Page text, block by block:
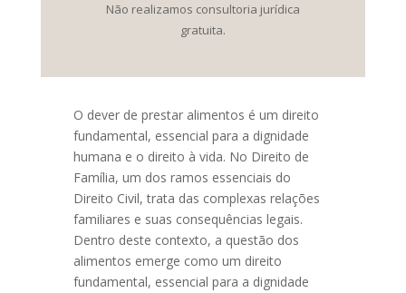
Não realizamos consultoria jurídica
gratuita.
O dever de prestar alimentos é um direito
fundamental, essencial para a dignidade
humana e o direito à vida. No Direito de
Família, um dos ramos essenciais do
Direito Civil, trata das complexas relações
familiares e suas consequências legais.
Dentro deste contexto, a questão dos
alimentos emerge como um direito
fundamental, essencial para a dignidade